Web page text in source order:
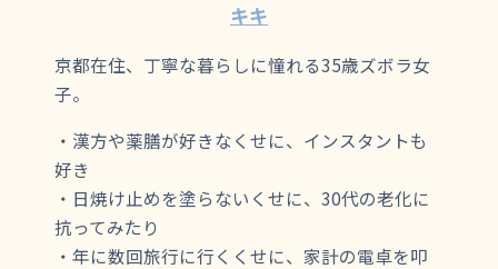
キキ
京都在住、丁寧な暮らしに憧れる35歳ズボラ女
子。
・漢方や薬膳が好きなくせに、インスタントも
好き
・日焼け止めを塗らないくせに、30代の老化に
抗ってみたり
・年に数回旅行に行くくせに、家計の電卓を叩